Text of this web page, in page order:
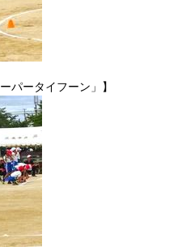
パータイフーン」】